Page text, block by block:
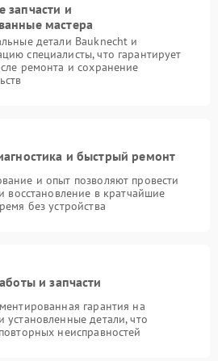
запчасти и
мастера
детали Bauknecht и
специалисты, что гарантирует
ремонта и сохранение
и быстрый ремонт
и опыт позволяют провести
восстановление в кратчайшие
без устройства
и запчасти
гарантия на
детали, что
неисправностей